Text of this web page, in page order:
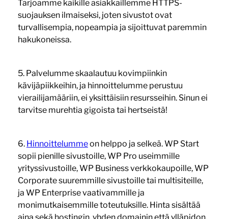
Tarjoamme kaikille asiakkaillemme HTTPS-
suojauksen ilmaiseksi, joten sivustot ovat
turvallisempia, nopeampia ja sijoittuvat paremmin
hakukoneissa.
5. Palvelumme skaalautuu kovimpiinkin
kävijäpiikkeihin, ja hinnoittelumme perustuu
vierailijamääriin, ei yksittäisiin resursseihin. Sinun ei
tarvitse murehtia gigoista tai hertseistä!
6. Hinnoittelummeon helppo ja selkeä. WP Start
sopii pienille sivustoille, WP Pro useimmille
yrityssivustoille, WP Business verkkokaupoille, WP
Corporate suuremmille sivustoille tai multisiteille,
ja WP Enterprise vaativammille ja
monimutkaisemmille toteutuksille. Hinta sisältää